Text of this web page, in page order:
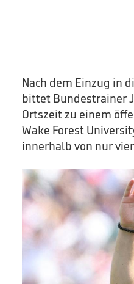
Nach dem Einzug in
bittet Bundestrainer
Ortszeit zu einem
Wake Forest
innerhalb von nur